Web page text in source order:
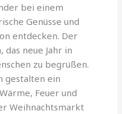
bei einem
Genüsse und
entdecken. Der
neue Jahr in
zu begrüßen.
gestalten ein
Feuer und
Weihnachtsmarkt